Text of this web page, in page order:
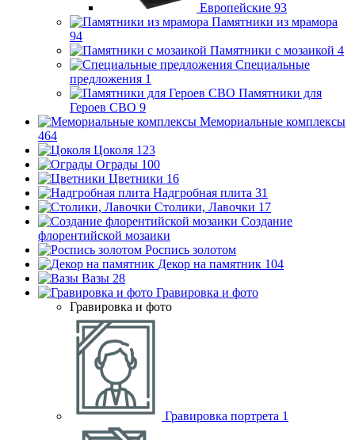
Европейские 93
Памятники из мрамора
94
Памятники с мозаикой 4
Специальные
предложения 1
Памятники для
Героев СВО 9
Мемориальные комплексы
464
Цоколя 123
Ограды 100
Цветники 16
Надгробная плита 31
Столики, Лавочки 17
Создание
флорентийской мозаики
Роспись золотом
Декор на памятник 104
Вазы 28
Гравировка и фото
Гравировка и фото
Гравировка портрета 1